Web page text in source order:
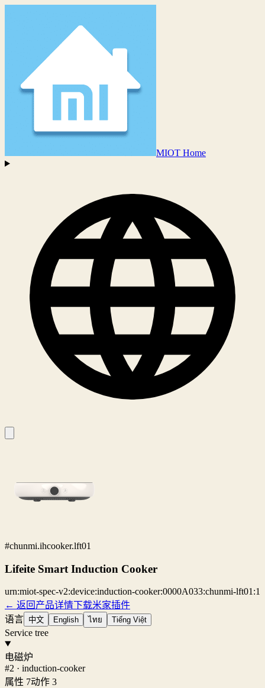
MIOT Home
#chunmi.ihcooker.lft01
Lifeite Smart Induction Cooker
urn:miot-spec-v2:device:induction-cooker:0000A033:chunmi-lft01:1
← 返回产品详情下载米家插件
语言 中文 English ไทย Tiếng Việt
Service tree
电磁炉
#2 · induction-cooker
属性 7动作 3